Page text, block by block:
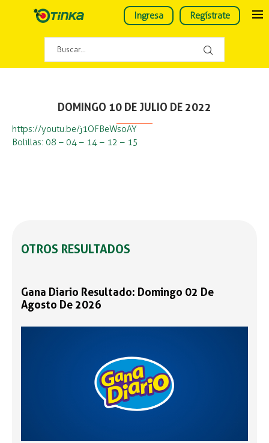
Ingresa Regístrate
DOMINGO 10 DE JULIO DE 2022
https://youtu.be/j1OFBeWsoAY
Bolillas: 08 – 04 – 14 – 12 – 15
OTROS RESULTADOS
Gana Diario Resultado: Domingo 02 De
Agosto De 2026